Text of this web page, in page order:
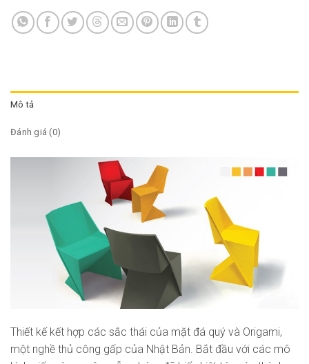
Mô tả
Đánh giá (0)
Thiết kế kết hợp các sắc thái của mặt đá quý và Origami,
một nghề thủ công gấp của Nhật Bản. Bắt đầu với các mô